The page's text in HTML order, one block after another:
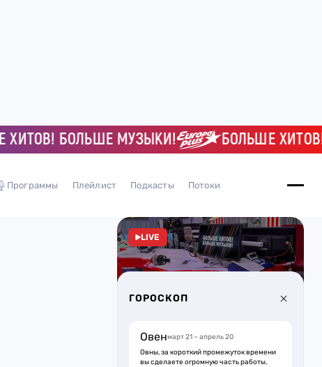
БОЛЬШЕ МУЗЫКИ! БОЛЬШЕ ХИТОВ!
Программы Плейлист Подкасты Потоки
LIVE
ГОРОСКОП
Овенмарт 21 – апрель 20
Овны, за короткий промежуток времени
вы сделаете огромную часть работы.